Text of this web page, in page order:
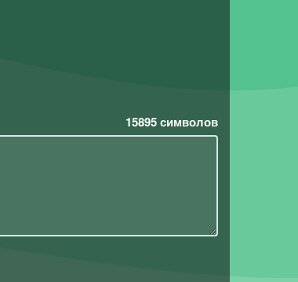
15895символов